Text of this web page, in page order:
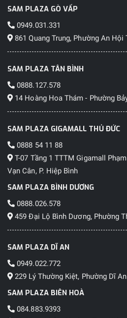
thông minh để quản lý các thiết bị
các tính năng được tối ưu hóa cho
View, bạn có thể dễ dàng xem
nối SmartThings thông qua tiện
dùng cũng có thể kích hoạt
của các thiết bị. Galaxy AI không
cuộc sống di động mà còn giúp
cuộc sống gia đình.
SAM PLAZA GÒ VẤP
0949.031.331
861 Quang Trung, Phường An Hội
SAM PLAZA TÂN BÌNH
0888.127.578
14 Hoàng Hoa Thám - Phường
SAM PLAZA GIGAMALL THỦ ĐỨC
0888 54 11 88
T-07 Tầng 1 TTTM Gigamall
Vạn Cân, P. Hiệp Bình
SAM PLAZA BÌNH DƯƠNG
0888.026.578
459 Đại Lộ Bình Dương, Phường
SAM PLAZA DĨ AN
0949.022.772
229 Lý Thường Kiệt, Phường Dĩ
SAM PLAZA BIÊN HOÀ
084.883.9393